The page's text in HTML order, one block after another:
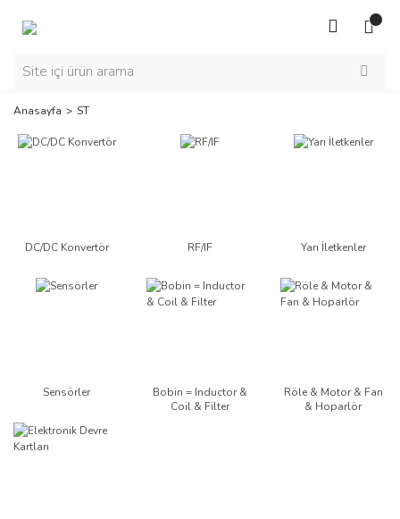
Anasayfa ST
DC/DC Konvertör RF/IF Yarı İletkenler
Sensörler
Bobin = Inductor &
Coil & Filter
Röle & Motor & Fan
& Hoparlör